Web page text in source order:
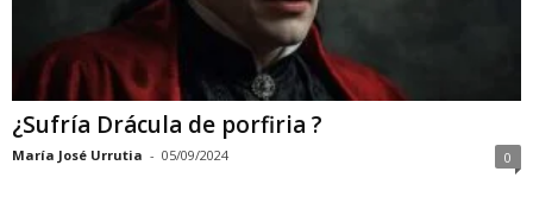
¿Sufría Drácula de porfiria ?
María José Urrutia - 05/09/2024 0